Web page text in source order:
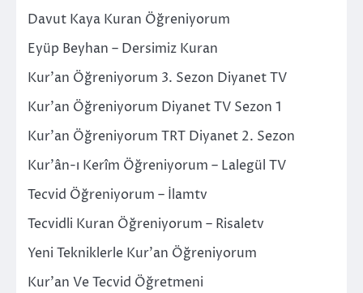
Davut Kaya Kuran Öğreniyorum
Eyüp Beyhan – Dersimiz Kuran
Kur’an Öğreniyorum 3. Sezon Diyanet TV
Kur’an Öğreniyorum Diyanet TV Sezon 1
Kur’an Öğreniyorum TRT Diyanet 2. Sezon
Kur’ân-ı Kerîm Öğreniyorum – Lalegül TV
Tecvid Öğreniyorum – İlamtv
Tecvidli Kuran Öğreniyorum – Risaletv
Yeni Tekniklerle Kur’an Öğreniyorum
Kur’an Ve Tecvid Öğretmeni